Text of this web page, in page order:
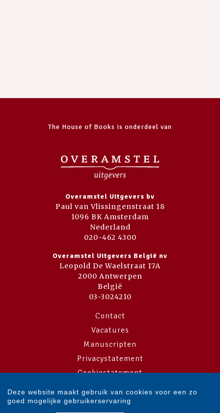
The House of Books is onderdeel van
Overamstel Uitgevers bv
Paul van Vlissingenstraat 18
1096 BK Amsterdam
Nederland
020-462 4300
Overamstel Uitgevers België nv
Leopold De Waelstraat 17A
2000 Antwerpen
België
03-3024210
Contact
Vacatures
Manuscripten
Privacystatement
Cookiestatement
Deze website maakt gebruik van cookies voor een zo
goed mogelijke gebruikerservaring